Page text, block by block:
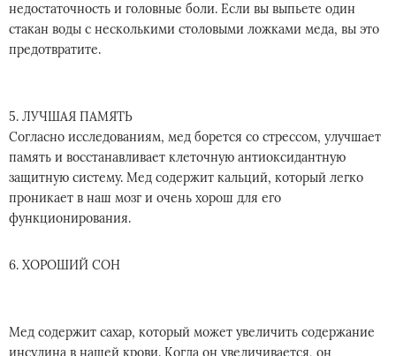
недостаточность и головные боли. Если вы выпьете один
стакан воды с несколькими столовыми ложками меда, вы это
предотвратите.
5. ЛУЧШАЯ ПАМЯТЬ
Согласно исследованиям, мед борется со стрессом, улучшает
память и восстанавливает клеточную антиоксидантную
защитную систему. Мед содержит кальций, который легко
проникает в наш мозг и очень хорош для его
функционирования.
6. ХОРОШИЙ СОН
Мед содержит сахар, который может увеличить содержание
инсулина в нашей крови. Когда он увеличивается, он